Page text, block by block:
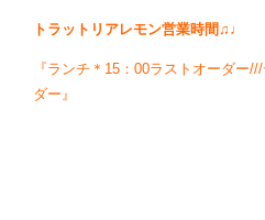
トラットリアレモン営業時間♫♩
『ランチ＊15：00ラストオーダー
ダー』